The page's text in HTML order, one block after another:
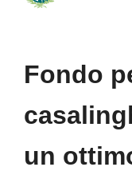
Fondo
un